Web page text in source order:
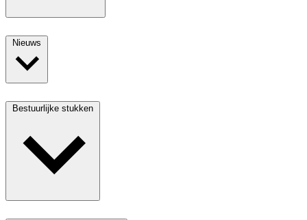
Nieuws
Bestuurlijke stukken